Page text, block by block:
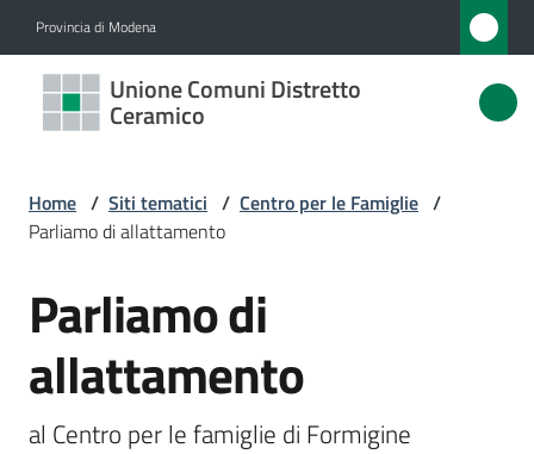
Provincia di Modena
Unione Comuni Distretto
Ceramico
Unione
Comuni
Ceramico
Amministrazione
Novità
Servizi
Home / Siti tematici / Centro per le Famiglie /
Parliamo di allattamento
Salta al contenuto
Parliamo di
allattamento
al Centro per le famiglie di Formigine